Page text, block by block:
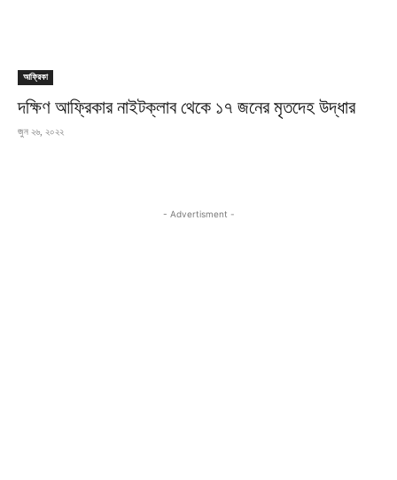
আফ্রিকা
দক্ষিণ আফ্রিকার নাইটক্লাব থেকে ১৭ জনের মৃতদেহ উদ্ধার
জুন ২৬, ২০২২
- Advertisment -